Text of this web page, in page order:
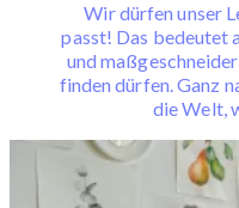
Wir dürfen unser
passt! Das bedeutet
und
finden dürfen. Ganz
die Welt,